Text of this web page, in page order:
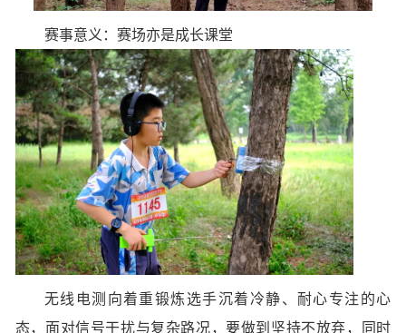
赛事意义：赛场亦是成长课堂
无线电测向着重锻炼选手沉着冷静、耐心专注的心
态，面对信号干扰与复杂路况，要做到坚持不放弃，同时